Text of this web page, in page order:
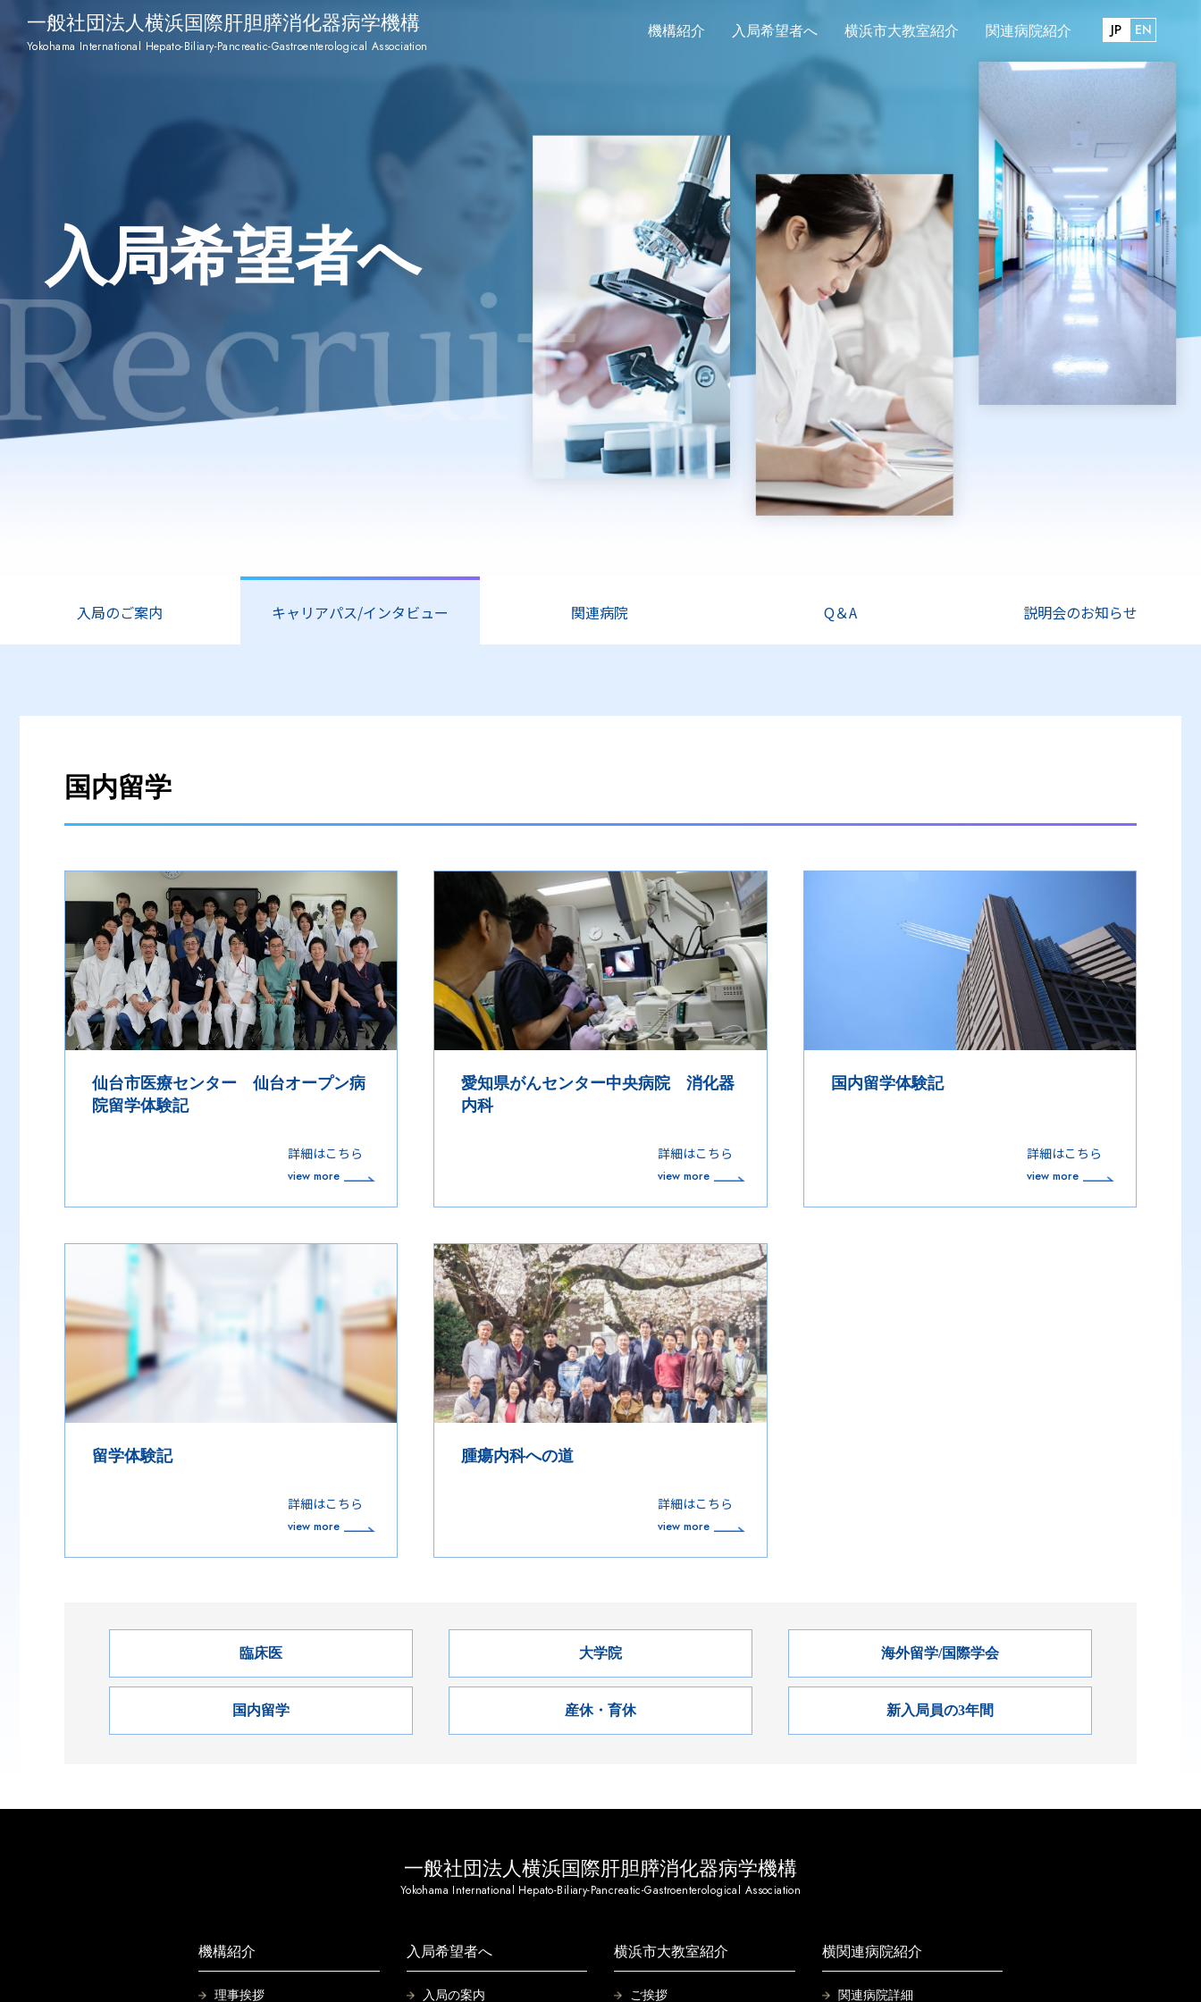
一般社団法人横浜国際肝胆膵消化器病学機構
Yokohama International Hepato-Biliary-Pancreatic-Gastroenterological Association
機構紹介 入局希望者へ 横浜市大教室紹介 関連病院紹介 JP EN
入局希望者へ
入局のご案内 キャリアパス/インタビュー 関連病院 Q＆A 説明会のお知らせ
国内留学
仙台市医療センター 仙台オープン病
院留学体験記
詳細はこちら
view more
愛知県がんセンター中央病院 消化器
内科
詳細はこちら
view more
国内留学体験記
詳細はこちら
view more
留学体験記
詳細はこちら
view more
腫瘍内科への道
詳細はこちら
view more
臨床医 大学院 海外留学/国際学会
国内留学 産休・育休 新入局員の3年間
一般社団法人横浜国際肝胆膵消化器病学機構
Yokohama International Hepato-Biliary-Pancreatic-Gastroenterological Association
機構紹介
理事挨拶
入局希望者へ
入局の案内
横浜市大教室紹介
ご挨拶
横関連病院紹介
関連病院詳細